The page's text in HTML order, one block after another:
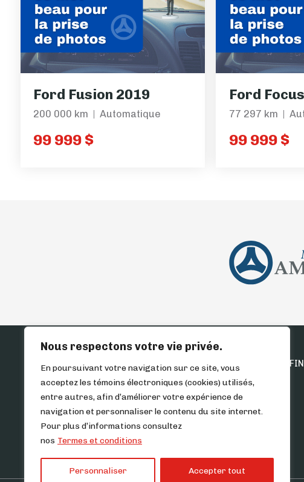
Nous respectons votre vie privée.
En poursuivant votre navigation sur ce site, vous
acceptez les témoins électroniques (cookies) utilisés,
entre autres, afin d’améliorer votre expérience de
navigation et personnaliser le contenu du site internet.
Pour plus d’informations consultez
nos Termes et conditions
Personnaliser Accepter tout
Ford Fusion 2019
200 000 km Automatique
99 999 $
Ford
77 297 km
99 999 $
ACCUEIL